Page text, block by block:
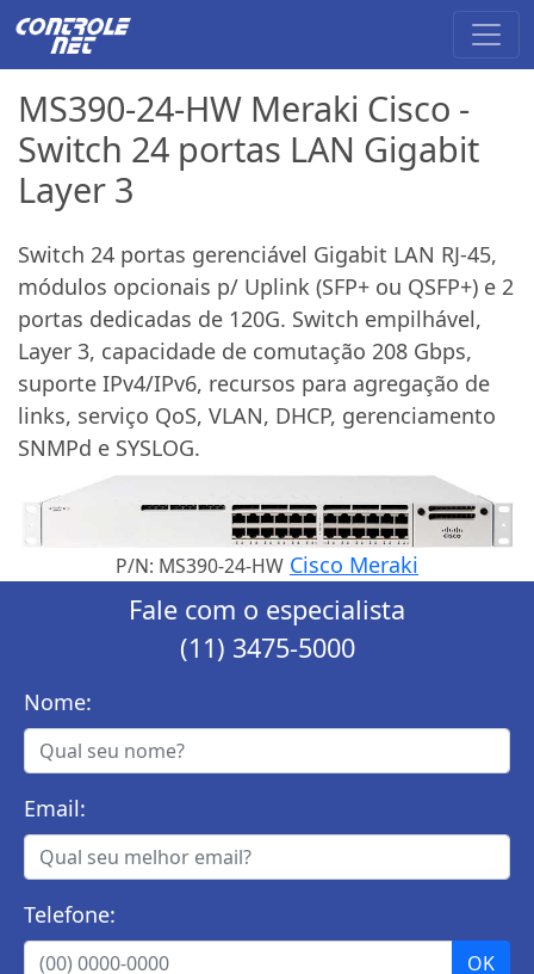
MS390-24-HW Meraki Cisco -
Switch 24 portas LAN Gigabit
Layer 3
Switch 24 portas gerenciável Gigabit LAN RJ-45,
módulos opcionais p/ Uplink (SFP+ ou QSFP+) e 2
portas dedicadas de 120G. Switch empilhável,
Layer 3, capacidade de comutação 208 Gbps,
suporte IPv4/IPv6, recursos para agregação de
links, serviço QoS, VLAN, DHCP, gerenciamento
SNMPd e SYSLOG.
P/N: MS390-24-HW Cisco Meraki
Fale com o especialista
(11) 3475-5000
Nome:
Email:
Telefone: